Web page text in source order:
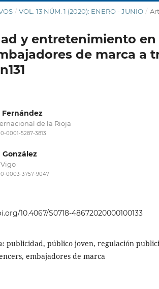
/ VOL. 13 NÚM. 1 (2020): ENERO - JUNIO /
y entretenimiento
de marca a
Fernández
de la Rioja
0001-5287-3813
González
0003-3757-9047
10.4067/S0718-48672020000100133
publicidad, público joven, regulación
embajadores de marca